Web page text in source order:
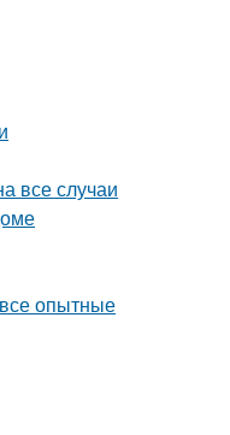
все случаи
опытные